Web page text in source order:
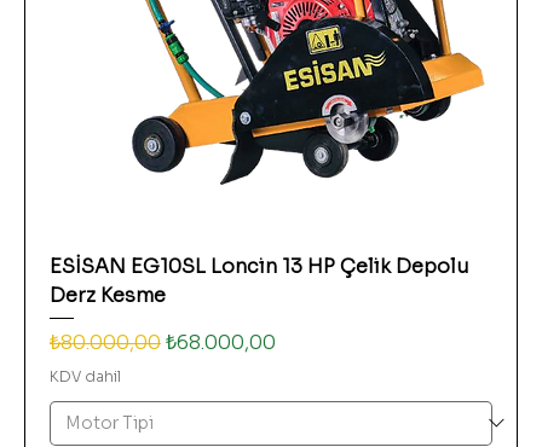
ESİSAN EG10SL Loncin 13 HP Çelik Depolu
Derz Kesme
Normal Fiyat
₺80.000,00İndirimli Fiyat
₺68.000,00
KDV dahil